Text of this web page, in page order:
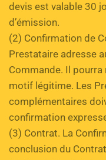
devis est valable 30
d’émission.
(2) Confirmation de
Prestataire adresse
Commande. Il
motif légitime. Les
complémentaires
confirmation
(3) Contrat. La
conclusion du